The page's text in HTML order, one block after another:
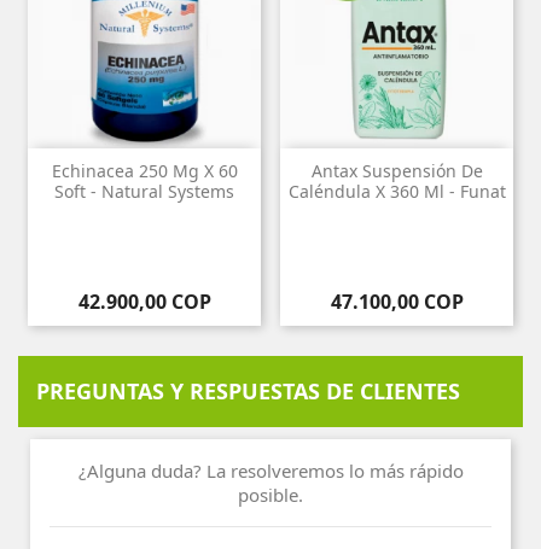
Echinacea 250 Mg X 60
Soft - Natural Systems
Precio
42.900,00 COP
Antax Suspensión De
Caléndula X 360 Ml - Funat
Precio
47.100,00 COP
PREGUNTAS Y RESPUESTAS DE CLIENTES
¿Alguna duda? La resolveremos lo más rápido
posible.